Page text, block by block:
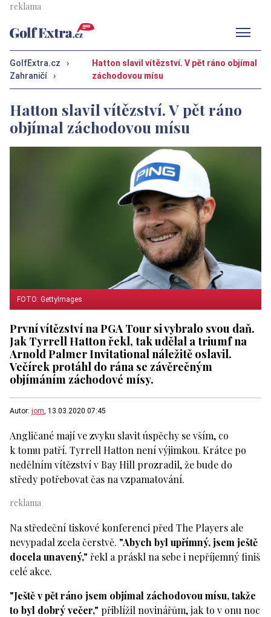
GolfExtra.cz
›
Zahraničí
›
Hatton slavil vítězství. V pět ráno objímal
záchodovou mísu
Hatton slavil vítězství. V pět ráno
objímal záchodovou mísu
FOTO: GettyImages
První vítězství na PGA Tour si vybralo svou daň.
Jak Tyrrell Hatton řekl, tak udělal a triumf na
Arnold Palmer Invitational náležitě oslavil.
Večírek protáhl do rána se závěrečným
objímáním záchodové mísy.
Autor: jom, 13.03.2020 07:45
Angličané mají ve zvyku slavit úspěchy se vším, co
k tomu patří. Tyrrell Hatton není výjimkou. Krátce po
nedělním vítězství v Bay Hill prozradil, že bude do
středy potřebovat čas na vzpamatování.
Na středeční tiskové konferenci před The Players ale
nevypadal zcela čerstvě. "Abych byl upřímný, jsem ještě
docela unavený," řekl a práskl na sebe i nepříjemný finiš
celé akce.
"Ještě v pět ráno jsem objímal záchodovou mísu, takže
to byl dobrý večer," přiblížil novinářům, jak to v onu noc